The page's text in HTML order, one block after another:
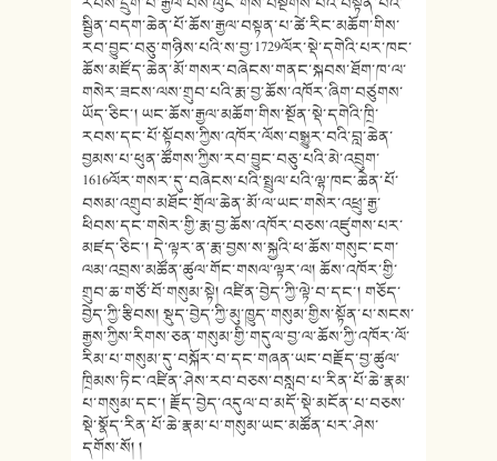
སྦྱིན་བདག་ཆེན་པོ་ཆོས་རྒྱལ་བསྟན་པ་ཚེ་རིང་མཆོག་གིས་
རབ་བྱུང་བཅུ་གཉིས་པའི་ས་བྱ་1729ལོར་སྡེ་དགེའི་པར་ཁང་
ཆོས་མཛོད་ཆེན་མོ་གསར་བཞེངས་གནང་སྐབས་ཐོག་ཁ་ལ་
གསེར་ཟངས་ལས་གྲུབ་པའི་རྨ་བྱ་ཆོས་འཁོར་ཞིག་བཙུགས་
ཡོད་ཅིང་། ཡང་ཆོས་རྒྱལ་མཆོག་གིས་སྔོན་སྡེ་དགེའི་ཁྲི་
རབས་དང་པོ་སྟོབས་ཀྱིས་འཁོར་ལོས་བསྒྱུར་བའི་བླ་ཆེན་
བྱམས་པ་ཕུན་ཚོགས་ཀྱིས་རབ་བྱུང་བཅུ་པའི་མེ་འབྲུག་
1616ལོར་གསར་དུ་བཞེངས་པའི་སྤྲུལ་པའི་ལྷ་ཁང་ཆེན་པོ་
བསམ་འགྲུབ་མཐོང་གྲོལ་ཆེན་མོ་ལ་ཡང་གསེར་འཕྲུ་རྒྱ་
ཕིབས་དང་གསེར་གྱི་རྨ་བྱ་ཆོས་འཁོར་བཅས་འཛུགས་པར་
མཛད་ཅིང་། དེ་ལྟར་ན་རྨ་བྱས་ས་སྐྱའི་ཕ་ཆོས་གསུང་ངག་
ལམ་འབྲས་མཚོན་ཚུལ་གོང་གསལ་ལྟར་ལ། ཆོས་འཁོར་གྱི་
གྲུབ་ཆ་གཙོ་བོ་གསུམ་སྟེ། འཛིན་བྱེད་ཀྱི་ལྟེ་བ་དང་། གཅོད་
བྱེད་ཀྱི་རྩིབས། སྡུད་བྱེད་ཀྱི་མུ་ཁྱུད་གསུམ་གྱིས་སྟོན་པ་སངས་
རྒྱས་ཀྱིས་རིགས་ཅན་གསུམ་གྱི་གདུལ་བྱ་ལ་ཆོས་ཀྱི་འཁོར་ལོ་
རིམ་པ་གསུམ་དུ་བསྐོར་བ་དང་གཞན་ཡང་བརྗོད་བྱ་ཚུལ་
ཁྲིམས་ཏིང་འཛིན་ཤེས་རབ་བཅས་བསླབ་པ་རིན་པོ་ཆེ་རྣམ་
པ་གསུམ་དང་། རྗོད་བྱེད་འདུལ་བ་མདོ་སྡེ་མངོན་པ་བཅས་
སྡེ་སྣོད་རིན་པོ་ཆེ་རྣམ་པ་གསུམ་ཡང་མཚོན་པར་ཤེས་
དགོས་སོ། །